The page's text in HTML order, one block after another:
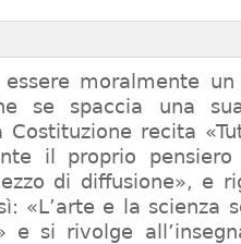
moralmente
se spaccia una
Costituzione recita
il proprio
di diffusione», e
«L’arte e la scienza
e si rivolge